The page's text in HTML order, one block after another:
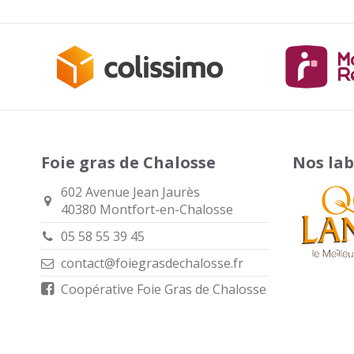
Foie gras de Chalosse
602 Avenue Jean Jaurès
40380 Montfort-en-Chalosse
05 58 55 39 45
contact@foiegrasdechalosse.fr
Coopérative Foie Gras de Chalosse
Nos